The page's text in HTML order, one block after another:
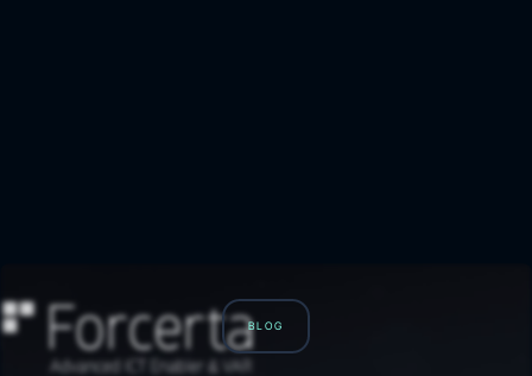
BLOG